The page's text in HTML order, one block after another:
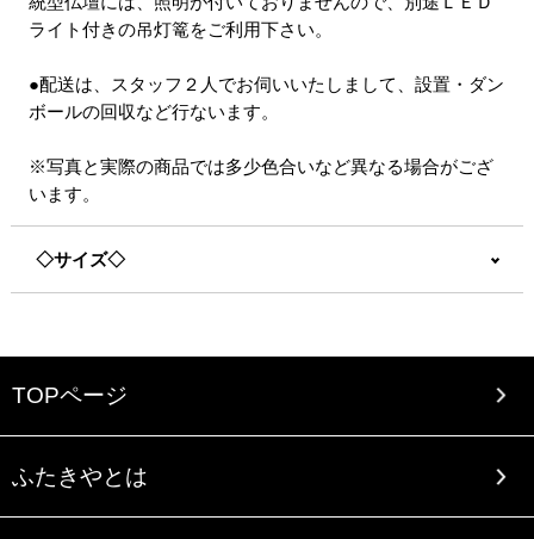
ライト付きの吊灯篭をご利用下さい。
●配送は、スタッフ２人でお伺いいたしまして、設置・ダン
ボールの回収など行ないます。
※写真と実際の商品では多少色合いなど異なる場合がござ
います。
◇サイズ◇
TOPページ
ふたきやとは